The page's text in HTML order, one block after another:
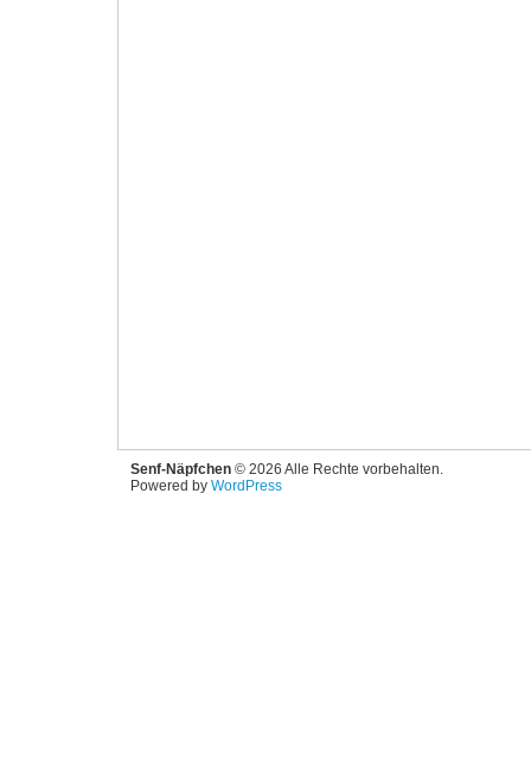
Senf-Näpfchen © 2026 Alle Rechte vorbehalten.
Powered by WordPress